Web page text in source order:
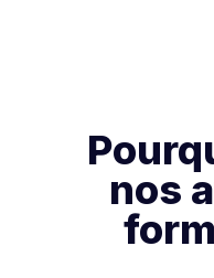
nos